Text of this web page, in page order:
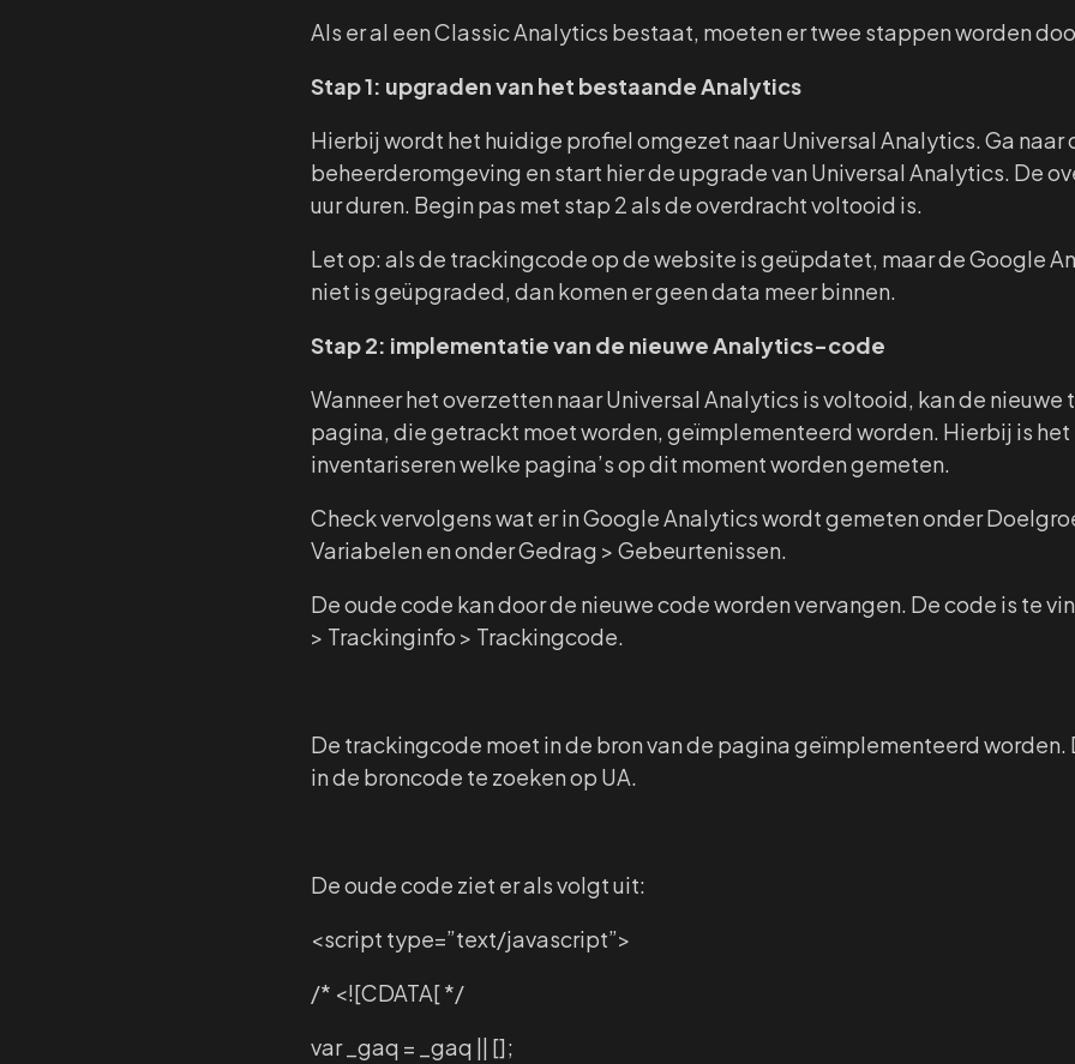
Als er al een Classic Analytics bestaat, moeten er twee stappen worden
Stap 1: upgraden van het bestaande Analytics
Hierbij wordt het huidige profiel omgezet naar Universal Analytics. Ga naar
beheerderomgeving en start hier de upgrade van Universal Analytics. De
uur duren. Begin pas met stap 2 als de overdracht voltooid is.
Let op: als de trackingcode op de website is geüpdatet, maar de Google
niet is geüpgraded, dan komen er geen data meer binnen.
Stap 2: implementatie van de nieuwe Analytics-code
Wanneer het overzetten naar Universal Analytics is voltooid, kan de
pagina, die getrackt moet worden, geïmplementeerd worden. Hierbij is het
inventariseren welke pagina’s op dit moment worden gemeten.
Check vervolgens wat er in Google Analytics wordt gemeten onder
Variabelen en onder Gedrag > Gebeurtenissen.
De oude code kan door de nieuwe code worden vervangen. De code is te
> Trackinginfo > Trackingcode.
De trackingcode moet in de bron van de pagina geïmplementeerd worden.
in de broncode te zoeken op UA.
De oude code ziet er als volgt uit:
<script type=”text/javascript”>
/* <![CDATA[ */
var _gaq = _gaq || [];